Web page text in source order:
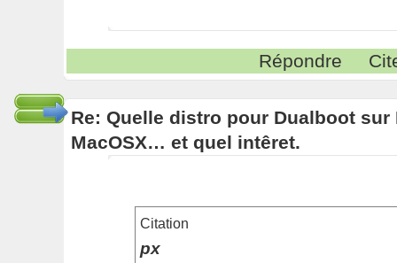
Répondre
Re: Quelle distro pour Dualboot sur
MacOSX… et quel intêret.
Citation
px